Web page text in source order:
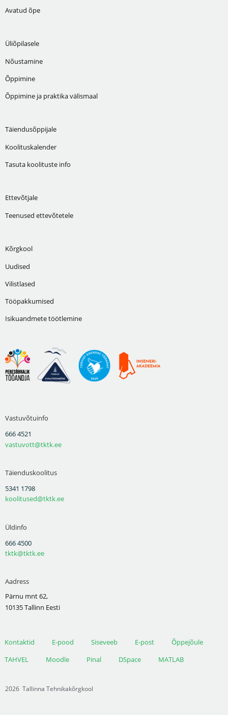
Avatud õpe
Üliõpilasele
Nõustamine
Õppimine
Õppimine ja praktika välismaal
Täiendusõppijale
Koolituskalender
Tasuta koolituste info
Ettevõtjale
Teenused ettevõtetele
Kõrgkool
Uudised
Vilistlased
Tööpakkumised
Isikuandmete töötlemine
Vastuvõtuinfo
666 4521
vastuvott@tktk.ee
Täienduskoolitus
5341 1798
koolitused@tktk.ee
Üldinfo
666 4500
tktk@tktk.ee
Aadress
Pärnu mnt 62,
10135 Tallinn Eesti
Kontaktid E-pood Siseveeb E-post
Õppejõule
TAHVEL
Moodle Pinal DSpace MATLAB
2026 Tallinna Tehnikakõrgkool